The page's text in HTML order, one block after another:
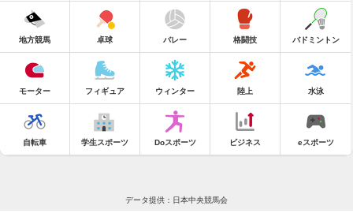
地方競馬 卓球 バレー 格闘技 バドミントン
モーター フィギュア ウィンター 陸上 水泳
自転車 学生スポーツ Doスポーツ ビジネス eスポーツ
データ提供：日本中央競馬会